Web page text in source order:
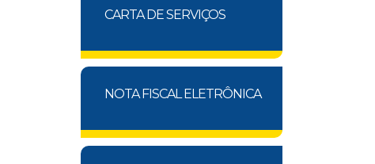
CARTA DE SERVIÇOS
NOTA FISCAL ELETRÔNICA